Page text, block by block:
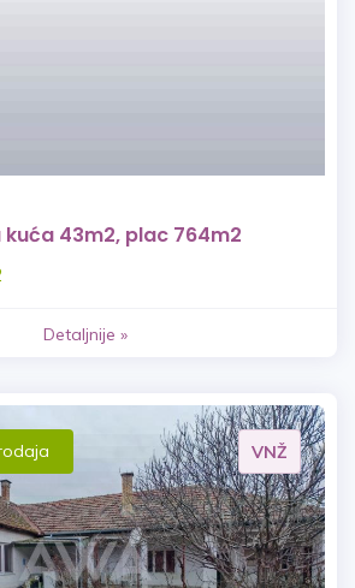
43m2, plac 764m2
Detaljnije »
VNŽ